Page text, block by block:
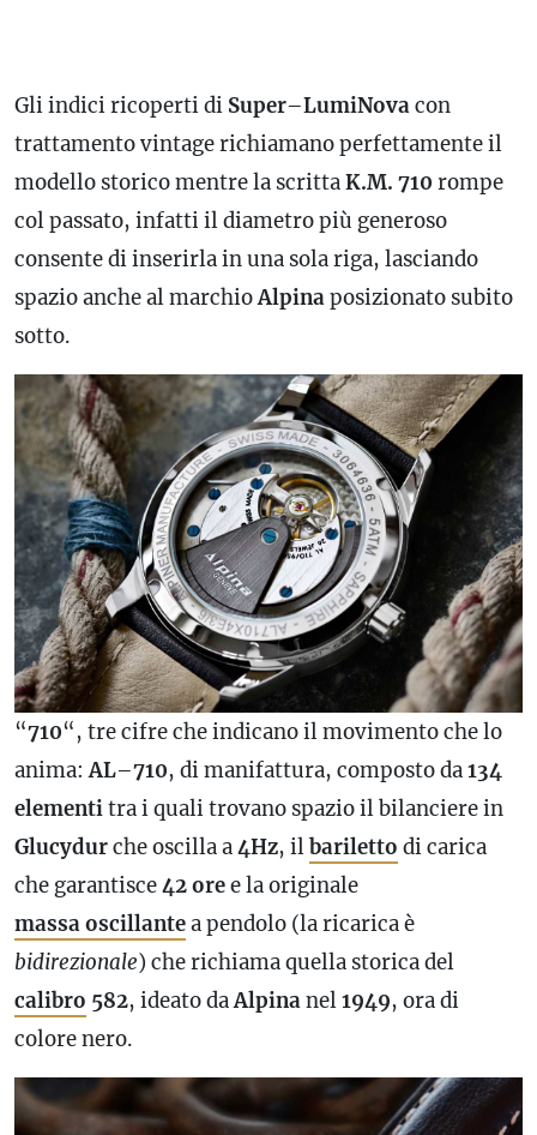
Gli indici ricoperti di Super–LumiNovacon
trattamento vintage richiamano perfettamente il
modello storico mentre la scrittaK.M. 710 rompe
col passato, infatti il diametro più generoso
consente di inserirla in una sola riga, lasciando
spazio anche al marchioAlpinaposizionato subito
sotto.
“710“, tre cifre che indicano il movimento che lo
anima:AL–710, di manifattura, composto da134
elementitra i quali trovano spazio il bilanciere in
Glucydurche oscilla a4Hz, ilbariletto di carica
che garantisce42 oree la originale
massa oscillantea pendolo (la ricarica è
bidirezionale) che richiama quella storica del
calibro 582, ideato daAlpinanel1949, ora di
colore nero.